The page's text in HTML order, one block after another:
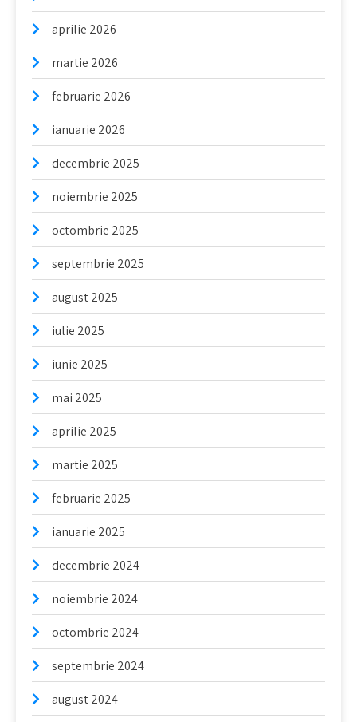
aprilie 2026
martie 2026
februarie 2026
ianuarie 2026
decembrie 2025
noiembrie 2025
octombrie 2025
septembrie 2025
august 2025
iulie 2025
iunie 2025
mai 2025
aprilie 2025
martie 2025
februarie 2025
ianuarie 2025
decembrie 2024
noiembrie 2024
octombrie 2024
septembrie 2024
august 2024